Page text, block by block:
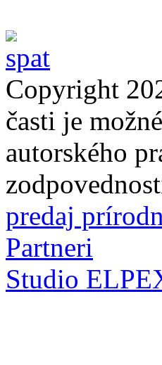
Copyright
časti je
autorského
predaj
Partneri
Studio